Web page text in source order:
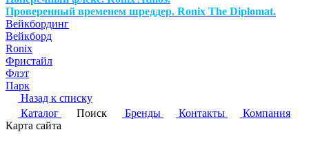
Проверенный временем шреддер. Ronix The Diplomat.
Вейкбординг
Вейкборд
Ronix
Фристайл
Флэт
Парк
Назад к списку
Каталог
Поиск Бренды Контакты
Компания
Карта сайта